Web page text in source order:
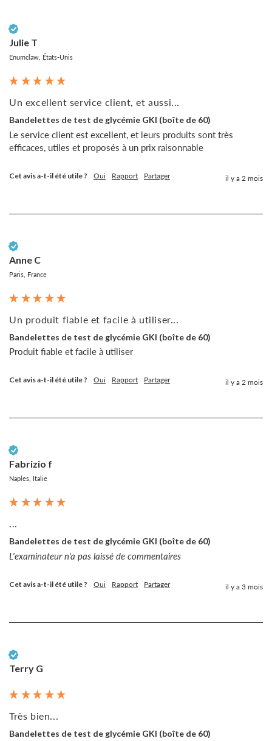
Julie T
Enumclaw, États-Unis
Un excellent service client, et aussi...
Bandelettes de test de glycémie GKI (boîte de 60)
Le service client est excellent, et leurs produits sont très
efficaces, utiles et proposés à un prix raisonnable
Cet avis a-t-il été utile ? Oui Rapport Partager il y a 2 mois
Anne C
Paris, France
Un produit fiable et facile à utiliser...
Bandelettes de test de glycémie GKI (boîte de 60)
Produit fiable et facile à utiliser
Cet avis a-t-il été utile ? Oui Rapport Partager il y a 2 mois
Fabrizio f
Naples, Italie
...
Bandelettes de test de glycémie GKI (boîte de 60)
L'examinateur n'a pas laissé de commentaires
Cet avis a-t-il été utile ? Oui Rapport Partager il y a 3 mois
Terry G
Très bien...
Bandelettes de test de glycémie GKI (boîte de 60)